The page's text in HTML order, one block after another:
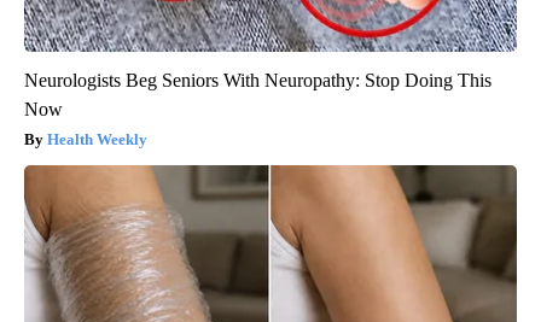
Neurologists Beg Seniors With Neuropathy: Stop Doing This
Now
Health Weekly